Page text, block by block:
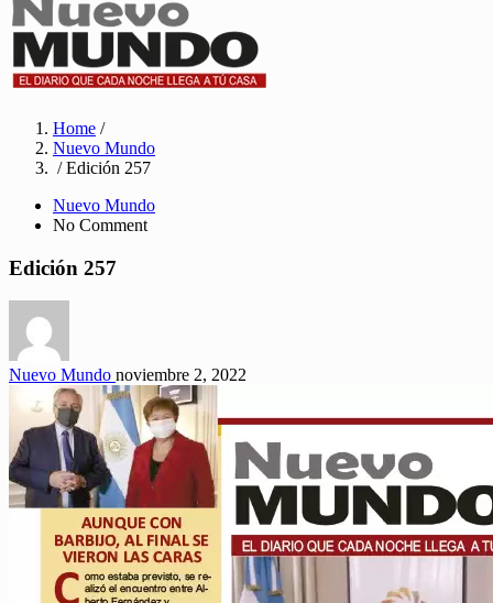
Home /
Nuevo Mundo
/ Edición 257
Nuevo Mundo
No Comment
Edición 257
Nuevo Mundo noviembre 2, 2022